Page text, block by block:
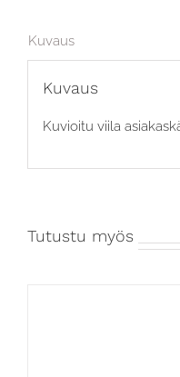
Kuvaus
Kuvaus
Kuvioitu viila
Tutustu myös